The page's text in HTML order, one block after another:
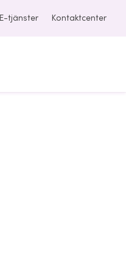
E-tjänster Kontaktcenter